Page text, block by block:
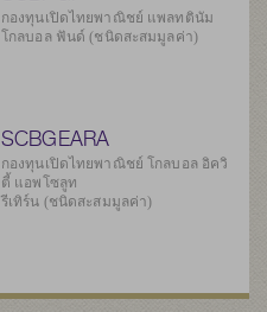
กองทุนเปิดไทยพาณิชย์ แพลทตินัม
โกลบอล ฟันด์ (ชนิดสะสมมูลค่า)
SCBGEARA
กองทุนเปิดไทยพาณิชย์ โกลบอล อิควิ
ตี้ แอพโซลูท
รีเทิร์น (ชนิดสะสมมูลค่า)